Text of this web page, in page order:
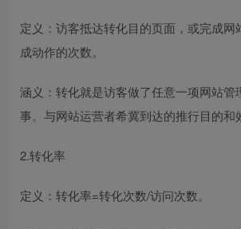
定义：访客抵达转化目的页面，或完成网
成动作的次数。
涵义：转化就是访客做了任意一项网站管
事。与网站运营者希冀到达的推行目的和
2.转化率
定义：转化率=转化次数/访问次数。